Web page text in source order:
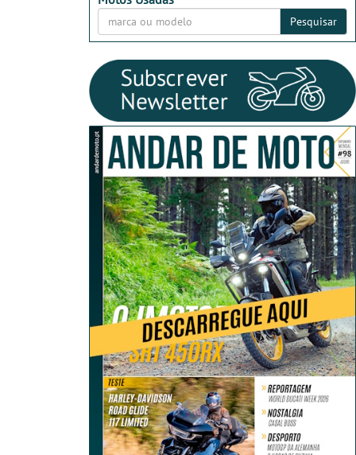
Pesquisar